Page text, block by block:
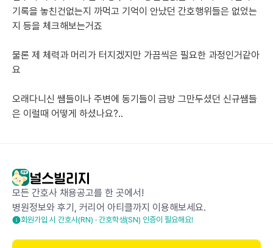
기록을 놓친건없는지 까먹고 기억이 안났던 간호행위들은 없었는
지 등을 체크해보는거죠
물론 제 체력과 머리가 터지겠지만 가끔씩은 필요한 과정인거같아
요
오래다니신 쌤들이나 주변에 동기들이 금방 그만두셨던 신규쌤들
은 이럴때 어떻게 하셨나요?..
익명의 와와1
2년 전
아직 절반..이나? 남으셨다니 그것도 복인 것 같아요 ㅎㅎ 전 저만
모든 간호사 채용공고를 한 곳에서!
병원정보와 후기, 커리어 아티클까지 이용해보세요.
회원가입 시 간호사(RN) · 간호학생(SN) 인증이 필요해요!